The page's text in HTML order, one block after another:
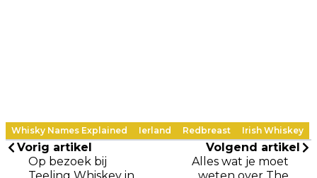
Whisky Names Explained Ierland Redbreast Irish Whiskey
Vorig artikel
Op bezoek bij
Volgend artikel
Alles wat je moet